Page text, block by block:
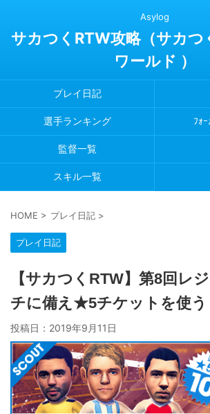
Asylog
サカつくRTW攻略（サカつ
ワールド ）
プレイ日記
選手ランキング ﾌｫ
監督一覧
スキル一覧
HOME > プレイ日記 >
プレイ日記
【サカつくRTW】第8回レ
チに備え★5チケットを使う
投稿日： 2019年9月11日